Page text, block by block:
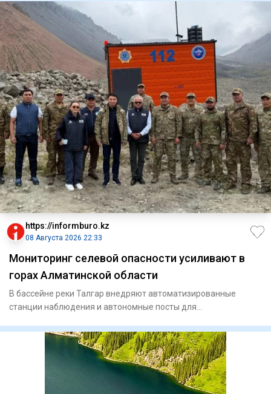
https://informburo.kz
08 Августа 2026 22:33
Мониторинг селевой опасности усиливают в
горах Алматинской области
В бассейне реки Талгар внедряют автоматизированные
станции наблюдения и автономные посты для